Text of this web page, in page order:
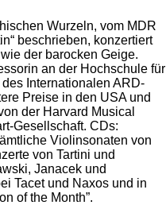
Wurzeln, vom MDR
beschrieben, konzertiert
der barocken Geige.
an der Hochschule für
Internationalen ARD-
Preise in den USA und
der Harvard Musical
Gesellschaft. CDs:
Violinsonaten von
von Tartini und
Janacek und
Tacet und Naxos und in
of the Month”.